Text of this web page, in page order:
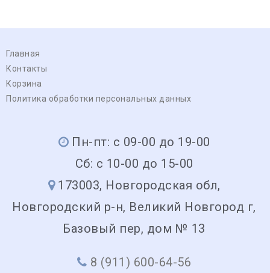
Главная
Контакты
Корзина
Политика обработки персональных данных
Пн-пт: с 09-00 до 19-00
Сб: с 10-00 до 15-00
173003, Новгородская обл,
Новгородский р-н, Великий Новгород г,
Базовый пер, дом № 13
8 (911) 600-64-56